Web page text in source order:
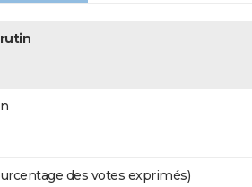
des votes exprimés)